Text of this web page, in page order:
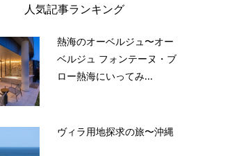
人気記事ランキング
熱海のオーベルジュ〜オー
ベルジュ フォンテーヌ・ブ
ロー熱海にいってみ...
ヴィラ用地探求の旅〜沖縄